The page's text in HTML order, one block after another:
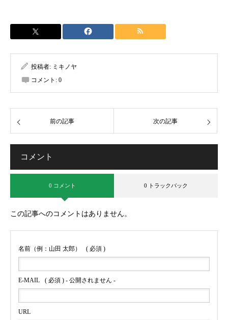
投稿者: ミキノヤ
コメント: 0
前の記事 次の記事
コメント
0 コメント 0 トラックバック
この記事へのコメントはありません。
名前（例：山田 太郎） ( 必須 )
E-MAIL ( 必須 ) - 公開されません -
URL